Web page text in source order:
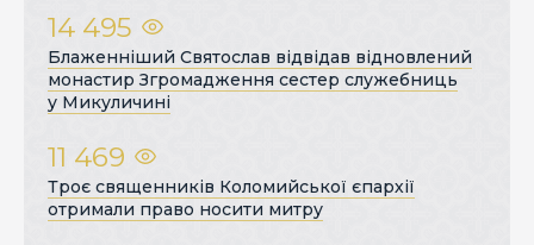
14 495
Блаженніший Святослав відвідав відновлений
монастир Згромадження сестер служебниць
у Микуличині
11 469
Троє священників Коломийської єпархії
отримали право носити митру